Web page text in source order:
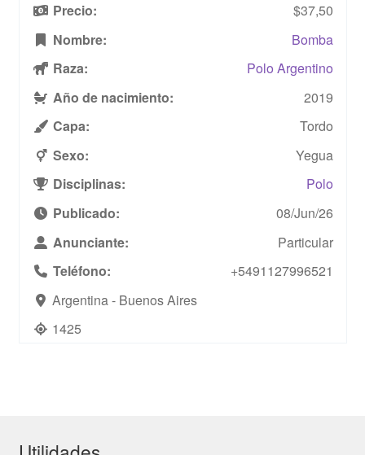
Precio:
$37,50
Nombre:
Bomba
Raza:
Polo Argentino
Año de nacimiento:
2019
Capa:
Tordo
Sexo:
Yegua
Disciplinas:
Polo
Publicado:
08/Jun/26
Anunciante:
Particular
Teléfono:
+5491127996521
Argentina - Buenos Aires
1425